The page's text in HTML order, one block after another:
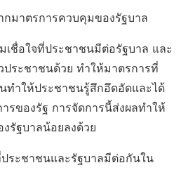
กมาตรการควบคุมของรัฐบาล
เชื่อใจที่ประชาชนมีต่อรัฐบาล และ
ประชาชนด้วย ทำให้มาตรการที่
ทำให้ประชาชนรู้สึกอึดอัดและได้
รของรัฐ การจัดการนี้ส่งผลทำให้
รัฐบาลน้อยลงด้วย
ระชาชนและรัฐบาลมีต่อกันใน